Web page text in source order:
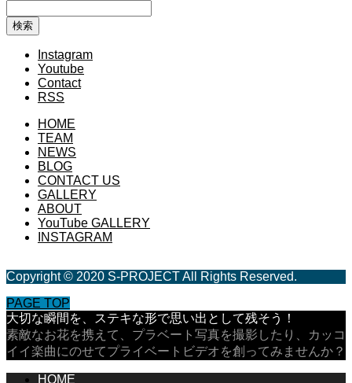
Instagram
Youtube
Contact
RSS
HOME
TEAM
NEWS
BLOG
CONTACT US
GALLERY
ABOUT
YouTube GALLERY
INSTAGRAM
Copyright © 2020 S-PROJECT All Rights Reserved.
PAGE TOP
大切な瞬間を、ステキな形で思い出として残そう！
素敵なお花を携えて、プラベート写真を撮影したり、カッコ
イイ楽曲にのせてプライベートビデオを創ってみませんか？
HOME